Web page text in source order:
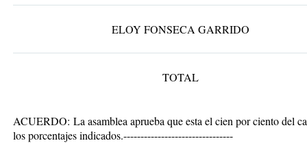
ELOY FONSECA GARRIDO
TOTAL
ACUERDO: La asamblea aprueba que esta el cien por ciento del
los porcentajes indicados.--------------------------------